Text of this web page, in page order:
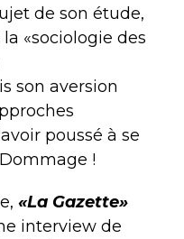
de son étude,
«sociologie des
son aversion
poussé à se
!
«La Gazette»
interview de